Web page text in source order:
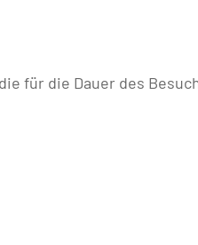
für die Dauer des